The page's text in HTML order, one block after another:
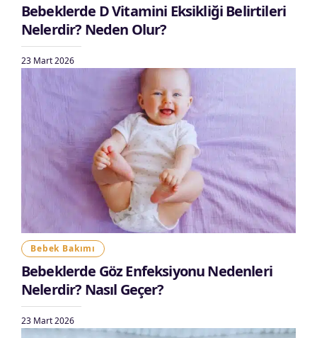
Bebeklerde D Vitamini Eksikliği Belirtileri
Nelerdir? Neden Olur?
23 Mart 2026
Bebek Bakımı
Bebeklerde Göz Enfeksiyonu Nedenleri
Nelerdir? Nasıl Geçer?
23 Mart 2026